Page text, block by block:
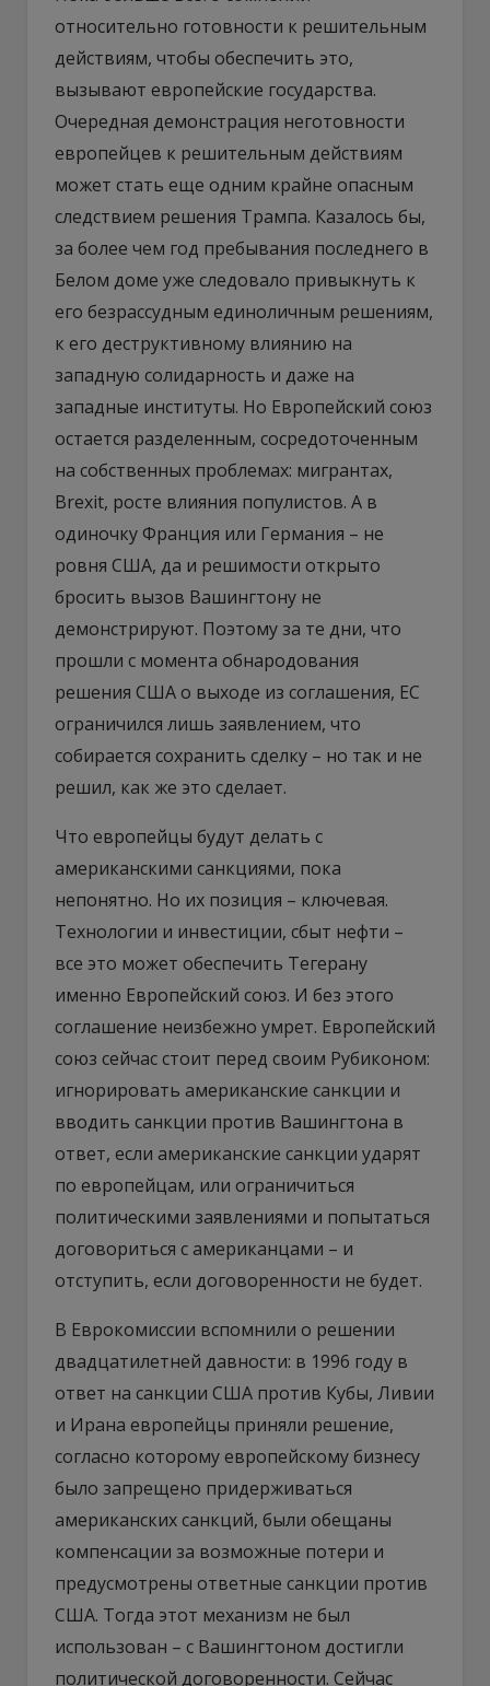
относительно готовности к решительным
действиям, чтобы обеспечить это,
вызывают европейские государства.
Очередная демонстрация неготовности
европейцев к решительным действиям
может стать еще одним крайне опасным
следствием решения Трампа. Казалось бы,
за более чем год пребывания последнего в
Белом доме уже следовало привыкнуть к
его безрассудным единоличным решениям,
к его деструктивному влиянию на
западную солидарность и даже на
западные институты. Но Европейский союз
остается разделенным, сосредоточенным
на собственных проблемах: мигрантах,
Brexit, росте влияния популистов. А в
одиночку Франция или Германия – не
ровня США, да и решимости открыто
бросить вызов Вашингтону не
демонстрируют. Поэтому за те дни, что
прошли с момента обнародования
решения США о выходе из соглашения, ЕС
ограничился лишь заявлением, что
собирается сохранить сделку – но так и не
решил, как же это сделает.
Что европейцы будут делать с
американскими санкциями, пока
непонятно. Но их позиция – ключевая.
Технологии и инвестиции, сбыт нефти –
все это может обеспечить Тегерану
именно Европейский союз. И без этого
соглашение неизбежно умрет. Европейский
союз сейчас стоит перед своим Рубиконом:
игнорировать американские санкции и
вводить санкции против Вашингтона в
ответ, если американские санкции ударят
по европейцам, или ограничиться
политическими заявлениями и попытаться
договориться с американцами – и
отступить, если договоренности не будет.
В Еврокомиссии вспомнили о решении
двадцатилетней давности: в 1996 году в
ответ на санкции США против Кубы, Ливии
и Ирана европейцы приняли решение,
согласно которому европейскому бизнесу
было запрещено придерживаться
американских санкций, были обещаны
компенсации за возможные потери и
предусмотрены ответные санкции против
США. Тогда этот механизм не был
использован – с Вашингтоном достигли
политической договоренности. Сейчас